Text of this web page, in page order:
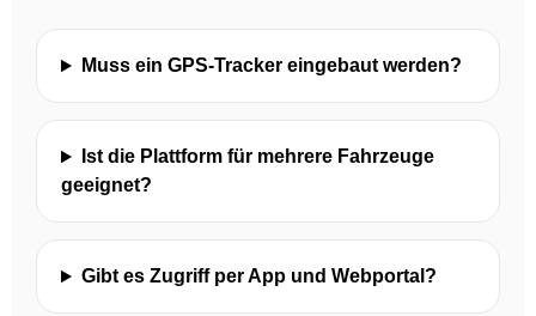
Muss ein GPS-Tracker eingebaut werden?
Ist die Plattform für mehrere Fahrzeuge
geeignet?
Gibt es Zugriff per App und Webportal?